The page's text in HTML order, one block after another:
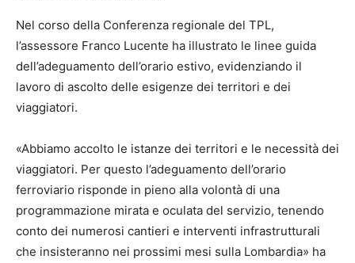
Nel corso della Conferenza regionale del TPL,
l’assessore Franco Lucente ha illustrato le linee guida
dell’adeguamento dell’orario estivo, evidenziando il
lavoro di ascolto delle esigenze dei territori e dei
viaggiatori.
«Abbiamo accolto le istanze dei territori e le necessità dei
viaggiatori. Per questo l’adeguamento dell’orario
ferroviario risponde in pieno alla volontà di una
programmazione mirata e oculata del servizio, tenendo
conto dei numerosi cantieri e interventi infrastrutturali
che insisteranno nei prossimi mesi sulla Lombardia» ha